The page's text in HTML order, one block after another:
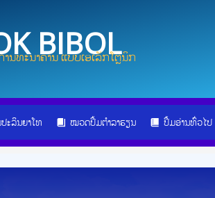
BIBOL
ທະນາຄານ ແບບເອເລັກໂຕຼນິກ
ະລິນຍາໂທ ໝວດປື້ມຕຳລາຮຽນ ປື້ມອ່ານທົ່ວໄປ